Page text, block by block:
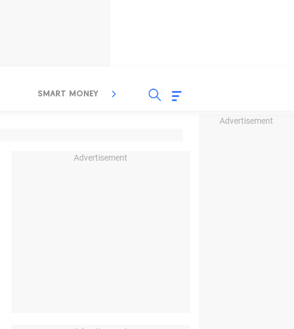
Advertisement
SMART MONEY INSPIRASI BISNIS
Advertisement